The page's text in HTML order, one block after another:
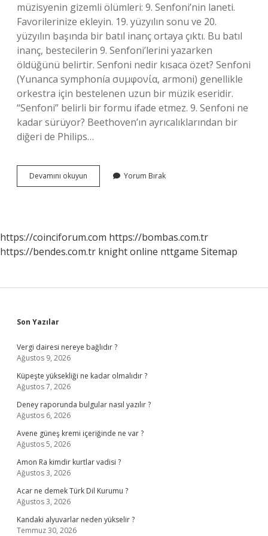
müzisyenin gizemli ölümleri: 9. Senfoni’nin laneti.
Favorilerinize ekleyin. 19. yüzyılın sonu ve 20.
yüzyılın başında bir batıl inanç ortaya çıktı. Bu batıl
inanç, bestecilerin 9. Senfoni’lerini yazarken
öldüğünü belirtir. Senfoni nedir kısaca özet? Senfoni
(Yunanca symphonía συμφονία, armoni) genellikle
orkestra için bestelenen uzun bir müzik eseridir.
“Senfoni” belirli bir formu ifade etmez. 9. Senfoni ne
kadar sürüyor? Beethoven’ın ayrıcalıklarından bir
diğeri de Philips…
Devamını okuyun
Senfoni
Yorum Bırak
https://coinciforum.com https://bombas.com.tr
https://bendes.com.tr knight online nttgame Sitemap
Sidebar
Son Yazılar
Vergi dairesi nereye bağlıdır ?
Ağustos 9, 2026
Küpeşte yüksekliği ne kadar olmalıdır ?
Ağustos 7, 2026
Deney raporunda bulgular nasıl yazılır ?
Ağustos 6, 2026
Avene güneş kremi içeriğinde ne var ?
Ağustos 5, 2026
Amon Ra kimdir kurtlar vadisi ?
Ağustos 3, 2026
Acar ne demek Türk Dil Kurumu ?
Ağustos 3, 2026
Kandaki alyuvarlar neden yükselir ?
Temmuz 30, 2026